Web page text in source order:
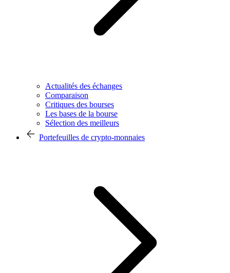
Actualités des échanges
Comparaison
Critiques des bourses
Les bases de la bourse
Sélection des meilleurs
Portefeuilles de crypto-monnaies